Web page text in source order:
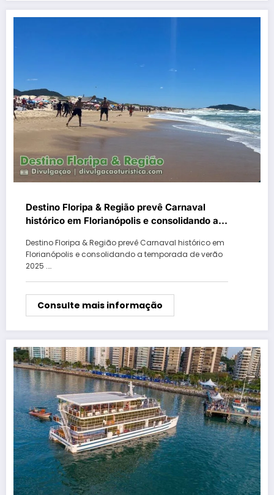
Destino Floripa & Região prevê Carnaval
histórico em Florianópolis e consolidando a
Destino Floripa & Região prevê Carnaval histórico em
Florianópolis e consolidando a temporada de verão
2025 .…
Consulte mais informação